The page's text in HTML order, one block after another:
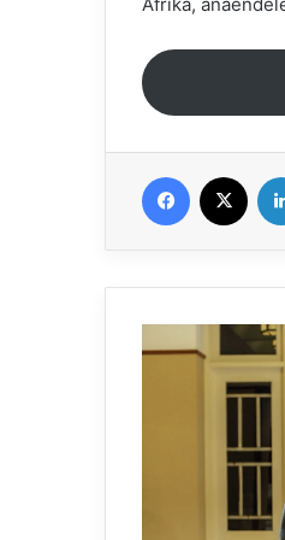
Afrika,
Facebook
إيكزي: